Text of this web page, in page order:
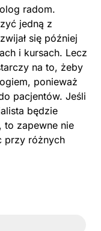
radom.
jedną z
się później
i kursach. Lecz
na to, żeby
ponieważ
pacjentów. Jeśli
będzie
to zapewne nie
przy różnych